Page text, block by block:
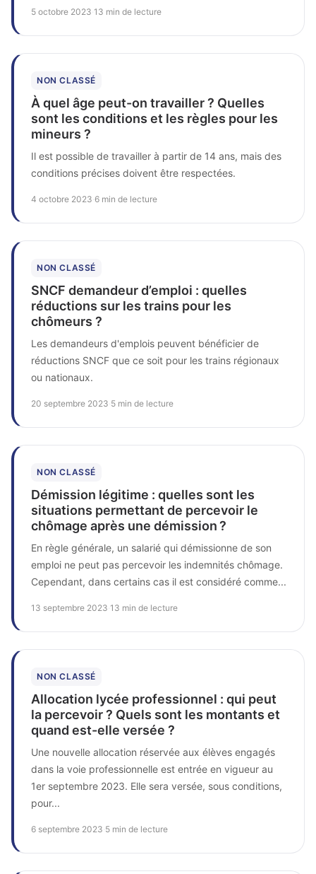
5 octobre 2023 13 min de lecture
NON CLASSÉ
À quel âge peut-on travailler ? Quelles
sont les conditions et les règles pour les
mineurs ?
Il est possible de travailler à partir de 14 ans, mais des
conditions précises doivent être respectées.
4 octobre 2023 6 min de lecture
NON CLASSÉ
SNCF demandeur d’emploi : quelles
réductions sur les trains pour les
chômeurs ?
Les demandeurs d'emplois peuvent bénéficier de
réductions SNCF que ce soit pour les trains régionaux
ou nationaux.
20 septembre 2023 5 min de lecture
NON CLASSÉ
Démission légitime : quelles sont les
situations permettant de percevoir le
chômage après une démission ?
En règle générale, un salarié qui démissionne de son
emploi ne peut pas percevoir les indemnités chômage.
Cependant, dans certains cas il est considéré comme...
13 septembre 2023 13 min de lecture
NON CLASSÉ
Allocation lycée professionnel : qui peut
la percevoir ? Quels sont les montants et
quand est-elle versée ?
Une nouvelle allocation réservée aux élèves engagés
dans la voie professionnelle est entrée en vigueur au
1er septembre 2023. Elle sera versée, sous conditions,
pour...
6 septembre 2023 5 min de lecture